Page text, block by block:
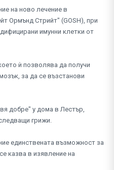
на ново лечение в
Ормънд Стрийт" (GOSH), при
имунни клетки от
ѝ позволява да получи
за да се възстанови
добре" у дома в Лестър,
грижи.
единствената възможност за
казва в изявление на